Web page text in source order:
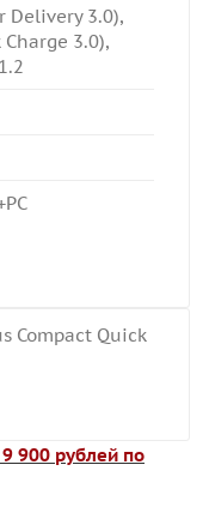
Delivery 3.0),
Charge 3.0),
Compact Quick
900 рублей по